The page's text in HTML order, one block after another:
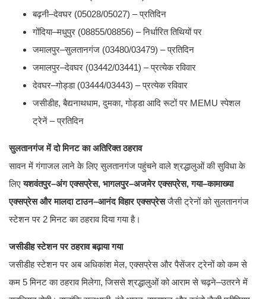
बढ़नी–देवघर (05028/05027) – प्रतिदिन
गोंदिया–मधुपुर (08855/08856) – निर्धारित तिथियों पर
जमालपुर–सुलतानगंज (03480/03479) – प्रतिदिन
जमालपुर–देवघर (03442/03441) – प्रत्येक रविवार
देवघर–गोड्डा (03444/03443) – प्रत्येक रविवार
जसीडीह, बैद्यनाथधाम, दुमका, गोड्डा आदि रूटों पर MEMU स्पेशल
ट्रेनें – प्रतिदिन
सुलतानगंज में दो मिनट का अतिरिक्त ठहराव
सावन में गंगाजल लाने के लिए सुलतानगंज पहुंचने वाले श्रद्धालुओं की सुविधा के
लिएयशवंतपुर–अंग एक्सप्रेस, भागलपुर–अजमेर एक्सप्रेस, गया–कामाख्या
एक्सप्रेस और मालदा टाउन–आनंद विहार एक्सप्रेसजैसी ट्रेनों को सुलतानगंज
स्टेशन पर 2 मिनट का ठहराव दिया गया है।
जसीडीह स्टेशन पर ठहराव बढ़ाया गया
जसीडीह स्टेशन पर अब अधिकांश मेल, एक्सप्रेस और पैसेंजर ट्रेनों को कम से
कम 5 मिनट का ठहराव मिलेगा, जिससे श्रद्धालुओं को आराम से चढ़ने–उतरने में